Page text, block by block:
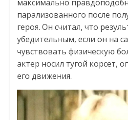
максимально
парализованного после
героя. Он считал, что
убедительным, если он на
чувствовать физическую
актер носил тугой корсет,
его движения.